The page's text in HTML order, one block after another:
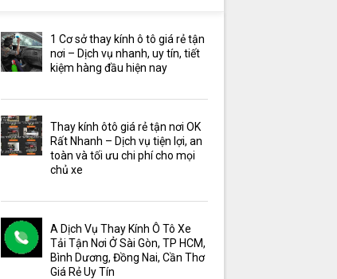
1 Cơ sở thay kính ô tô giá rẻ tận
nơi – Dịch vụ nhanh, uy tín, tiết
kiệm hàng đầu hiện nay
Thay kính ôtô giá rẻ tận nơi OK
Rất Nhanh – Dịch vụ tiện lợi, an
toàn và tối ưu chi phí cho mọi
chủ xe
A Dịch Vụ Thay Kính Ô Tô Xe
Tải Tận Nơi Ở Sài Gòn, TP HCM,
Bình Dương, Đồng Nai, Cần Thơ
Giá Rẻ Uy Tín